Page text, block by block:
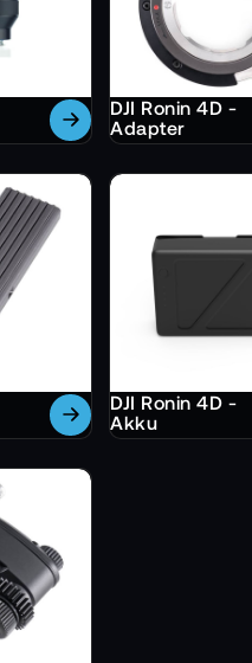
DJI Ronin 4D -
Adapter
DJI Ronin 4D -
Akku